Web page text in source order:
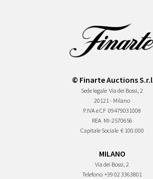
© Finarte Auctions S.r.l
Sede legale Via dei Bossi, 2
20121 - Milano
P.IVA e CF 09479031008
REA MI-2570656
Capitale Sociale € 100.000
MILANO
Via dei Bossi, 2
Telefono +39 02 3363801